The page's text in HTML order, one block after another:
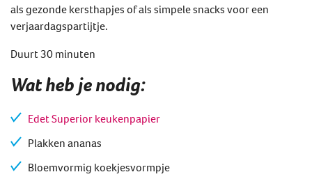
als gezonde kersthapjes of als simpele snacks voor een
verjaardagspartijtje.
Duurt 30 minuten
Wat heb je nodig:
Edet Superior keukenpapier
Plakken ananas
Bloemvormig koekjesvormpje